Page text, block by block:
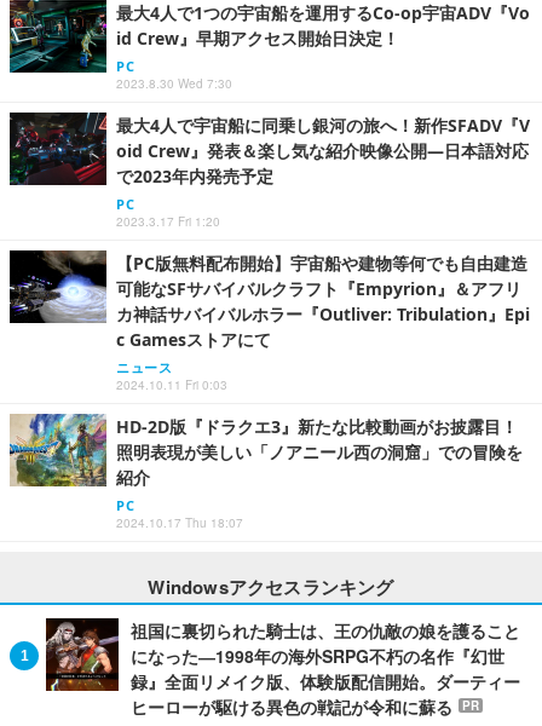
最大4人で1つの宇宙船を運用するCo-op宇宙ADV『Vo
id Crew』早期アクセス開始日決定！
PC
2023.8.30 Wed 7:30
最大4人で宇宙船に同乗し銀河の旅へ！新作SFADV『V
oid Crew』発表＆楽し気な紹介映像公開―日本語対応
で2023年内発売予定
PC
2023.3.17 Fri 1:20
【PC版無料配布開始】宇宙船や建物等何でも自由建造
可能なSFサバイバルクラフト『Empyrion』＆アフリ
カ神話サバイバルホラー『Outliver: Tribulation』Epi
c Gamesストアにて
ニュース
2024.10.11 Fri 0:03
HD-2D版『ドラクエ3』新たな比較動画がお披露目！
照明表現が美しい「ノアニール西の洞窟」での冒険を
紹介
PC
2024.10.17 Thu 18:07
Windowsアクセスランキング
祖国に裏切られた騎士は、王の仇敵の娘を護ること
になった―1998年の海外SRPG不朽の名作『幻世
録』全面リメイク版、体験版配信開始。ダーティー
ヒーローが駆ける異色の戦記が令和に蘇る
PR